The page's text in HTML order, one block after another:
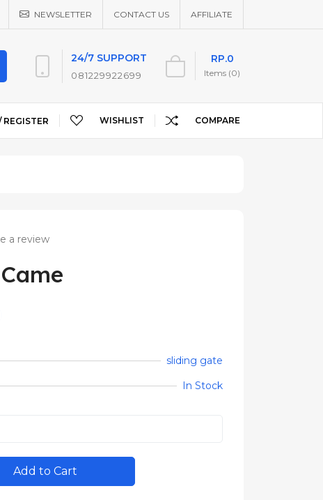
NEWSLETTER CONTACT US AFFILIATE
24/7 SUPPORT
081229922699 Items (0)
RP.0
REGISTER WISHLIST COMPARE
a review
sliding gate
In Stock
Add to Cart